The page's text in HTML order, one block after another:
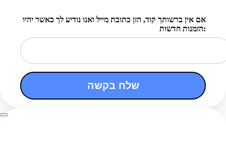
אם אין ברשותך קוד, הזן כתובת מייל ואנו נודיע לך כאשר יהיו
הזמנות חדשות:
שלח בקשה